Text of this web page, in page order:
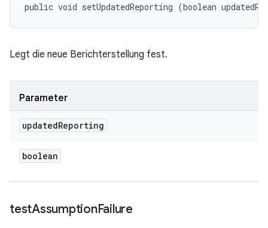
public void setUpdatedReporting (boolean
Legt die neue Berichterstellung fest.
Parameter
updatedReporting
boolean
testAssumptionFailure